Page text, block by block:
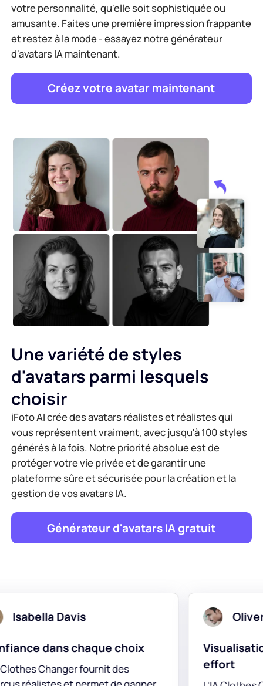
votre personnalité, qu'elle soit sophistiquée ou
amusante. Faites une première impression frappante
et restez à la mode - essayez notre générateur
d'avatars IA maintenant.
Créez votre avatar maintenant
Une variété de styles
d'avatars parmi lesquels
choisir
iFoto AI crée des avatars réalistes et réalistes qui
vous représentent vraiment, avec jusqu'à 100 styles
générés à la fois. Notre priorité absolue est de
protéger votre vie privée et de garantir une
plateforme sûre et sécurisée pour la création et la
gestion de vos avatars IA.
Générateur d'avatars IA gratuit
choix
des
Visualisation de tenue sans
effort